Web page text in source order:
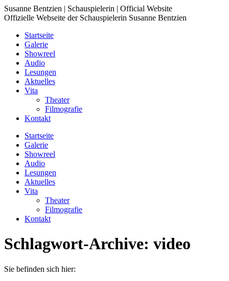
Zum
Inhalt
Susanne Bentzien | Schauspielerin | Official Website
Offizielle Webseite der Schauspielerin Susanne Bentzien
Startseite
Galerie
Showreel
Audio
Lesungen
Aktuelles
Vita
Theater
Filmografie
Kontakt
Startseite
Galerie
Showreel
Audio
Lesungen
Aktuelles
Vita
Theater
Filmografie
Kontakt
Schlagwort-Archive: video
Sie befinden sich hier: